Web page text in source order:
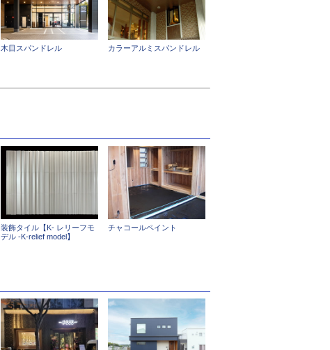
木目スパンドレル カラーアルミスパンドレル
装飾タイル【K- レリーフモ
デル -K-relief model】
チャコールペイント